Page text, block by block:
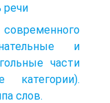
речи
и
части
категории).
слов.